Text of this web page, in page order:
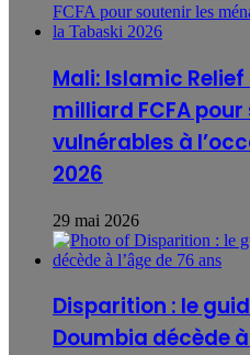
Mali: Islamic
milliard FCFA
vulnérables à
2026
29 mai 2026
Disparition : le
Doumbia décède